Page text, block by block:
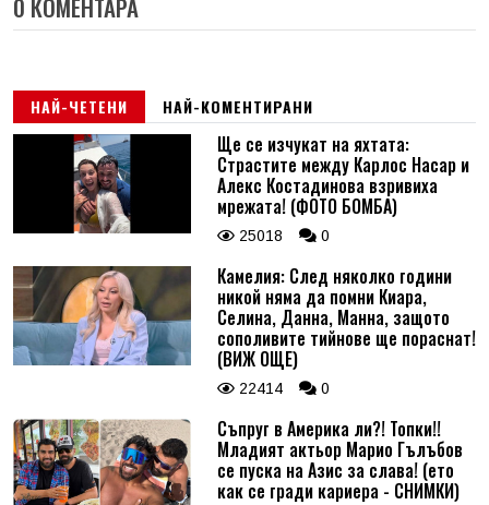
0 КОМЕНТАРА
НАЙ-ЧЕТЕНИ НАЙ-КОМЕНТИРАНИ
Ще се изчукат на яхтата:
Страстите между Карлос Насар и
Алекс Костадинова взривиха
мрежата! (ФОТО БОМБА)
25018 0
Камелия: След няколко години
никой няма да помни Киара,
Селина, Данна, Манна, защото
сополивите тийнове ще пораснат!
(ВИЖ ОЩЕ)
22414 0
Съпруг в Америка ли?! Топки!!
Младият актьор Марио Гълъбов
се пуска на Азис за слава! (ето
как се гради кариера - СНИМКИ)